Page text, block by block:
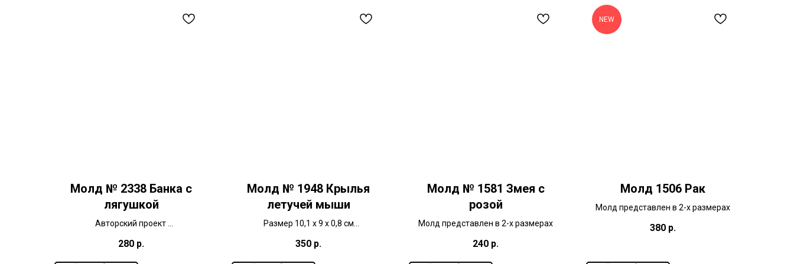
Молд № 2338 Банка с
лягушкой
Авторский проект
280 р.
Молд № 1948 Крылья
летучей мыши
Размер 10,1 х 9 х 0,8 см
350 р.
Молд № 1581 Змея с
розой
Молд представлен в 2-х размерах
240 р.
NEW
Молд 1506 Рак
Молд представлен в 2-х размерах
380 р.